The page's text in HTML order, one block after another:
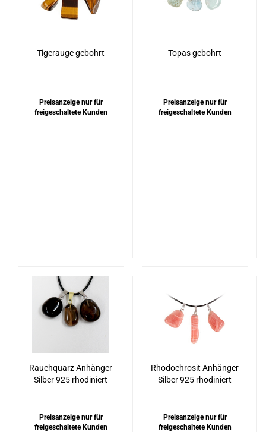
Tigerauge gebohrt
Preisanzeige nur für
freigeschaltete Kunden
Topas gebohrt
Preisanzeige nur für
freigeschaltete Kunden
Rauchquarz Anhänger
Silber 925 rhodiniert
Preisanzeige nur für
freigeschaltete Kunden
Rhodochrosit Anhänger
Silber 925 rhodiniert
Preisanzeige nur für
freigeschaltete Kunden